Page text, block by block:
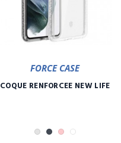
FORCE CASE
COQUE RENFORCÉE NEW LIFE
GrisNoirRose